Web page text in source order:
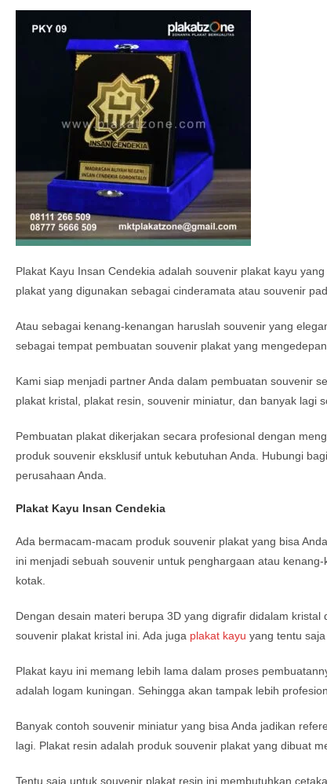
Plakat Kayu Insan Cendekia adalah souvenir plakat kayu
plakat yang digunakan sebagai cinderamata atau souvenir
Atau sebagai kenang-kenangan haruslah souvenir yang
sebagai tempat pembuatan souvenir plakat yang
Kami siap menjadi partner Anda dalam pembuatan souvenir
plakat kristal, plakat resin, souvenir miniatur, dan banyak lagi
Pembuatan plakat dikerjakan secara profesional dengan
produk souvenir eksklusif untuk kebutuhan Anda. Hubungi
perusahaan Anda.
Plakat Kayu Insan Cendekia
Ada bermacam-macam produk souvenir plakat yang bisa
ini menjadi sebuah souvenir untuk penghargaan atau
kotak.
Dengan desain materi berupa 3D yang digrafir didalam
souvenir plakat kristal ini. Ada juga plakat kayu yang tentu
Plakat kayu ini memang lebih lama dalam proses
adalah logam kuningan. Sehingga akan tampak lebih
Banyak contoh souvenir miniatur yang bisa Anda jadikan
lagi. Plakat resin adalah produk souvenir plakat yang dibuat
Tentu saja untuk souvenir plakat resin ini membutuhkan